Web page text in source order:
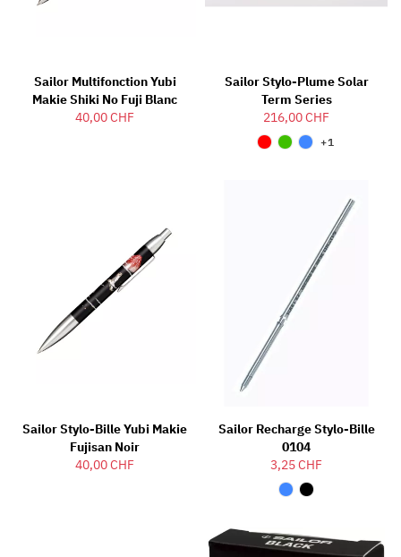
Sailor Multifonction Yubi
Makie Shiki No Fuji Blanc
40,00 CHF
Sailor Stylo-Plume Solar
Term Series
216,00 CHF
+1
Sailor Stylo-Bille Yubi Makie
Fujisan Noir
40,00 CHF
Sailor Recharge Stylo-Bille
0104
3,25 CHF